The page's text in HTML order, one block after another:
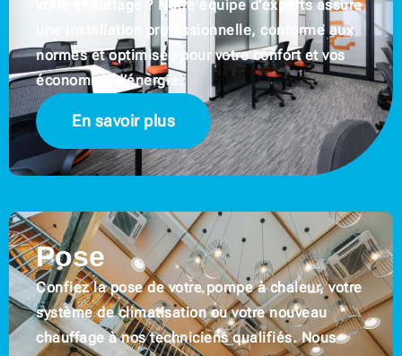
votre chauffage ? Notre équipe d’experts assure
une installation professionnelle, conforme aux
normes et optimisée pour votre confort et vos
économies d’énergie.
En savoir plus
Pose
Confiez la pose de votre pompe à chaleur, votre
système de climatisation ou votre nouveau
chauffage à nos techniciens qualifiés. Nous